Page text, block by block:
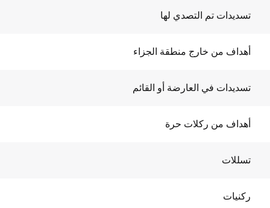
تسديدات تم التصدي لها
أهداف من خارج منطقة الجزاء
تسديدات في العارضة أو القائم
أهداف من ركلات حرة
تسللات
ركنيات